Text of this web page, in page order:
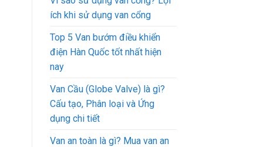
ích khi sử dụng van cổng
Top 5 Van bướm điều khiển
điện Hàn Quốc tốt nhất hiện
nay
Van Cầu (Globe Valve) là gì?
Cấu tạo, Phân loại và Ứng
dụng chi tiết
Van an toàn là gì? Mua van an